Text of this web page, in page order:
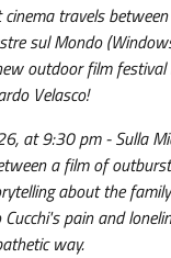
cinema travels
sul Mondo
outdoor film
Velasco!
at 9:30 pm - Sulla
a film of
about the
pain and
way.